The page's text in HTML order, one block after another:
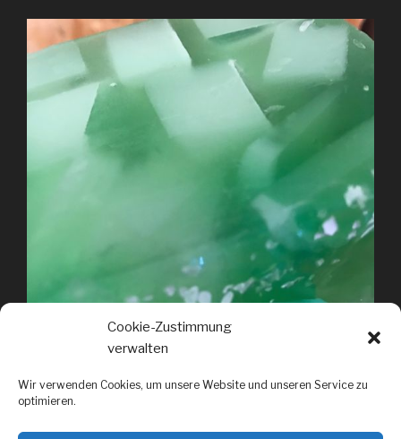
Cookie-Zustimmung
verwalten
Wir verwenden Cookies, um unsere Website und unseren Service zu
optimieren.